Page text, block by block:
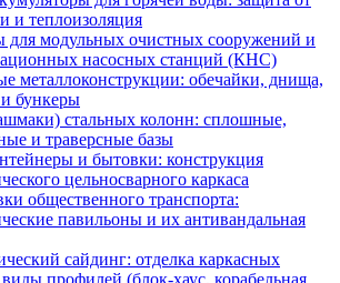
и теплоизоляция
для модульных очистных сооружений и
насосных станций (КНС)
металлоконструкции: обечайки, днища,
бункеры
стальных колонн: сплошные,
и траверсные базы
и бытовки: конструкция
цельносварного каркаса
общественного транспорта:
павильоны и их антивандальная
сайдинг: отделка каркасных
профилей (блок-хаус, корабельная